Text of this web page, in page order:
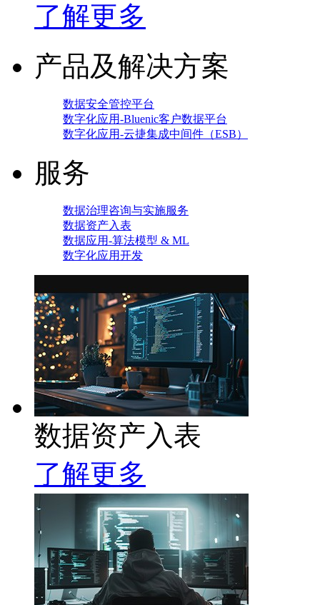
了解更多
产品及解决方案
数据安全管控平台
数字化应用-Bluenic客户数据平台
数字化应用-云捷集成中间件（ESB）
服务
数据治理咨询与实施服务
数据资产入表
数据应用-算法模型 & ML
数字化应用开发
数据资产入表
了解更多